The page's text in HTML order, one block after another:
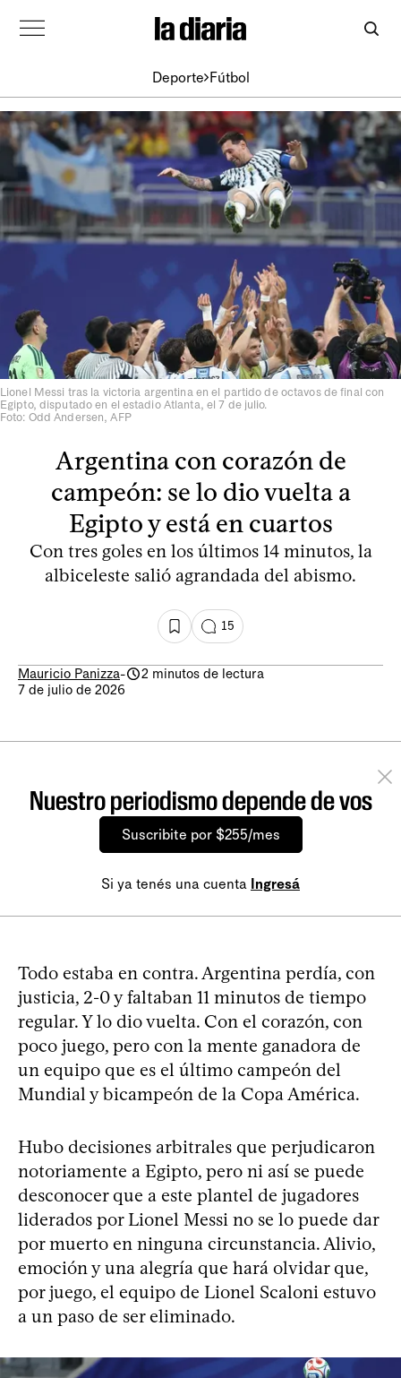
Deporte Fútbol
Lionel Messi tras la victoria argentina en el partido de octavos de final con
Egipto, disputado en el estadio Atlanta, el 7 de julio.
Foto: Odd Andersen, AFP
Argentina con corazón de
campeón: se lo dio vuelta a
Egipto y está en cuartos
Con tres goles en los últimos 14 minutos, la
albiceleste salió agrandada del abismo.
15
Mauricio Panizza-
2 minutos de lectura
7 de julio de 2026
Nuestro periodismo depende de vos
Suscribite por $255/mes
Si ya tenés una cuenta Ingresá
Todo estaba en contra. Argentina perdía, con
justicia, 2-0 y faltaban 11 minutos de tiempo
regular. Y lo dio vuelta. Con el corazón, con
poco juego, pero con la mente ganadora de
un equipo que es el último campeón del
Mundial y bicampeón de la Copa América.
Hubo decisiones arbitrales que perjudicaron
notoriamente a Egipto, pero ni así se puede
desconocer que a este plantel de jugadores
liderados por Lionel Messi no se lo puede dar
por muerto en ninguna circunstancia. Alivio,
emoción y una alegría que hará olvidar que,
por juego, el equipo de Lionel Scaloni estuvo
a un paso de ser eliminado.